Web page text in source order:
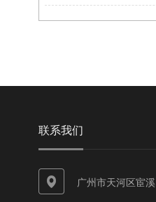
联系我们
广州市天河区宦溪